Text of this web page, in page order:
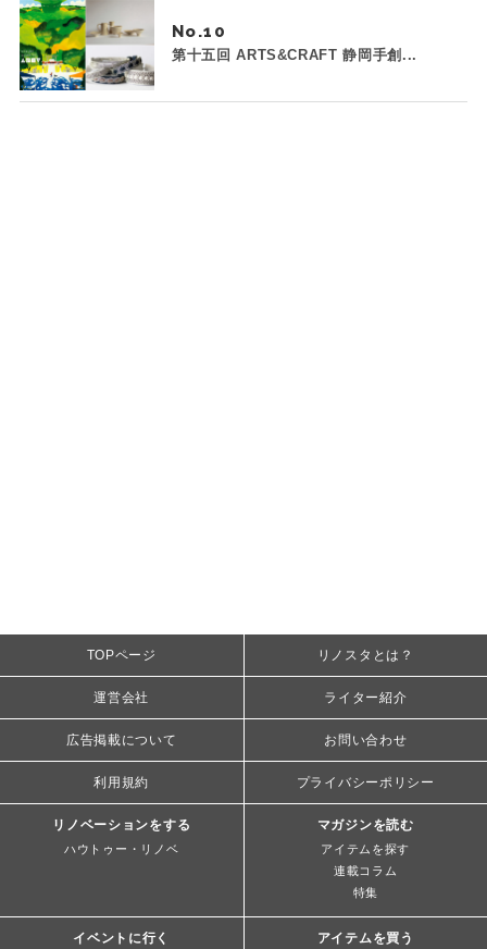
No.
第十五回 ARTS&CRAFT 静岡手創...
TOPページ リノスタとは？
運営会社 ライター紹介
広告掲載について お問い合わせ
利用規約 プライバシーポリシー
リノベーションをする
ハウトゥー・リノベ
マガジンを読む
アイテムを探す
連載コラム
特集
イベントに行く アイテムを買う